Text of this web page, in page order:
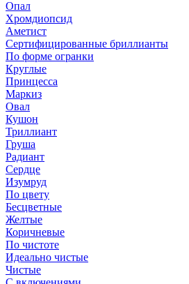
Опал
Хромдиопсид
Аметист
Сертифицированные бриллианты
По форме огранки
Круглые
Принцесса
Маркиз
Овал
Кушон
Триллиант
Груша
Радиант
Сердце
Изумруд
По цвету
Бесцветные
Желтые
Коричневые
По чистоте
Идеально чистые
Чистые